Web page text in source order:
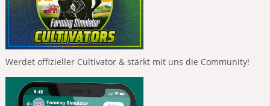
Werdet offizieller Cultivator & stärkt mit uns die Community!